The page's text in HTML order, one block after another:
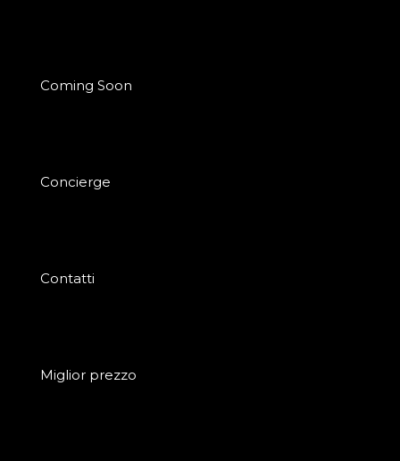
Coming Soon
Concierge
Contatti
Miglior prezzo